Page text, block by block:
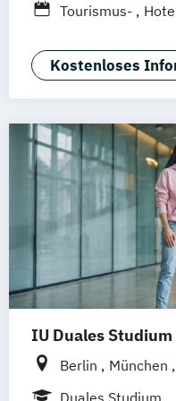
Tourismus-
Kostenloses
IU Duales Studium
Berlin München
Frankfurt am Main
Duales Studium